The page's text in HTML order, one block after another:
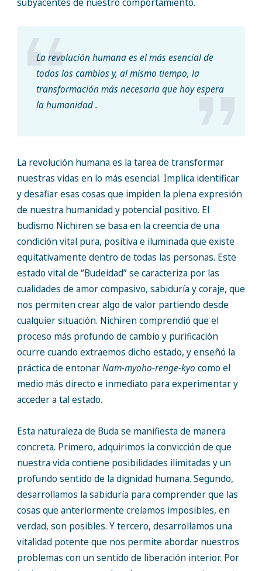
La revolución humana es el más esencial de
todos los cambios y, al mismo tiempo, la
transformación más necesaria que hoy espera
la humanidad .
La revolución humana es la tarea de transformar
nuestras vidas en lo más esencial. Implica identificar
y desafiar esas cosas que impiden la plena expresión
de nuestra humanidad y potencial positivo. El
budismo Nichiren se basa en la creencia de una
condición vital pura, positiva e iluminada que existe
equitativamente dentro de todas las personas. Este
estado vital de “Budeidad” se caracteriza por las
cualidades de amor compasivo, sabiduría y coraje, que
nos permiten crear algo de valor partiendo desde
cualquier situación. Nichiren comprendió que el
proceso más profundo de cambio y purificación
ocurre cuando extraemos dicho estado, y enseñó la
práctica de entonarNam-myoho-renge-kyo como el
medio más directo e inmediato para experimentar y
acceder a tal estado.
Esta naturaleza de Buda se manifiesta de manera
concreta. Primero, adquirimos la convicción de que
nuestra vida contiene posibilidades ilimitadas y un
profundo sentido de la dignidad humana. Segundo,
desarrollamos la sabiduría para comprender que las
cosas que anteriormente creíamos imposibles, en
verdad, son posibles. Y tercero, desarrollamos una
vitalidad potente que nos permite abordar nuestros
problemas con un sentido de liberación interior. Por